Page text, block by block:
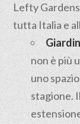
Lefty
tutta Italia e
non è più
uno
stagione.